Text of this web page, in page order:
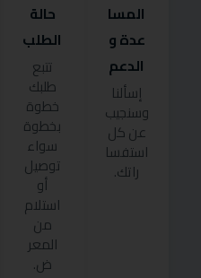
المسا
عدة و
الدعم
إسألنا
وسنجيب
عن كل
استفسا
راتك.
حالة
الطلب
تتبع
طلبك
خطوة
بخطوة
سواء
توصيل
أو
استلام
من
المعر
ض.